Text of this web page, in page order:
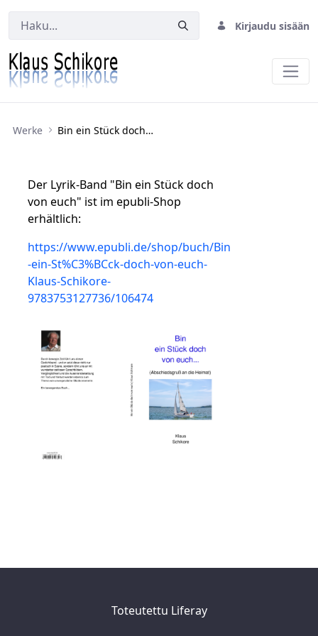
Kirjaudu sisään
Werke Bin ein Stück doch von euch
Der Lyrik-Band "Bin ein Stück doch
von euch" ist im epubli-Shop
erhältlich:
https://www.epubli.de/shop/buch/Bin
-ein-St%C3%BCck-doch-von-euch-
Klaus-Schikore-
9783753127736/106474
Toteutettu Liferay